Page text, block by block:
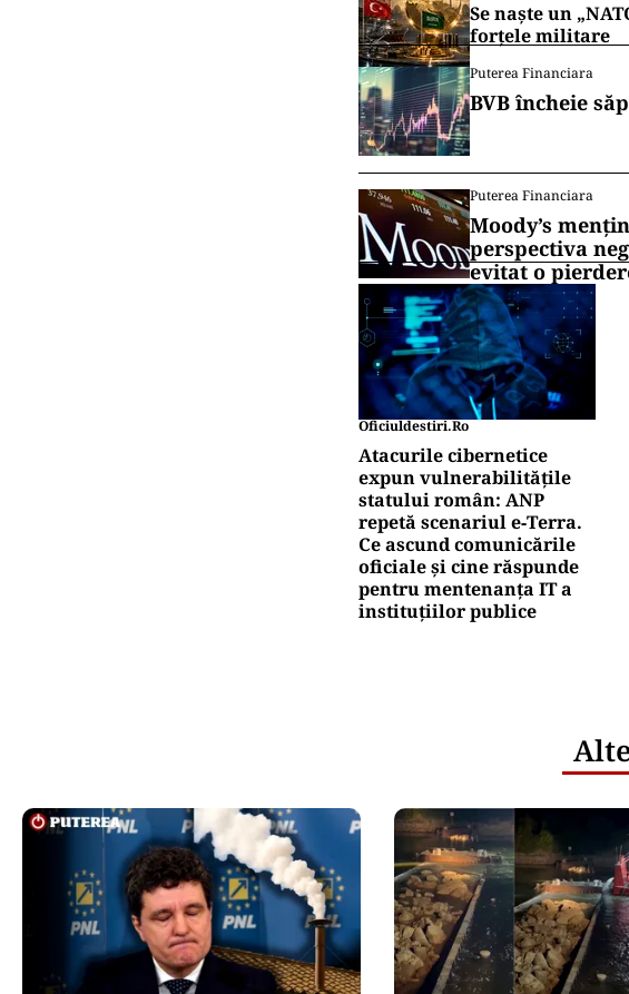
Se naște un
forțele militare
Puterea Financiara
BVB încheie
Puterea Financiara
Moody’s
perspectiva
evitat o
Oficiuldestiri.ro
Atacurile cibernetice
expun vulnerabilitățile
statului român: ANP
repetă scenariul e‑Terra.
Ce ascund comunicările
oficiale și cine răspunde
pentru mentenanța IT a
instituțiilor publice